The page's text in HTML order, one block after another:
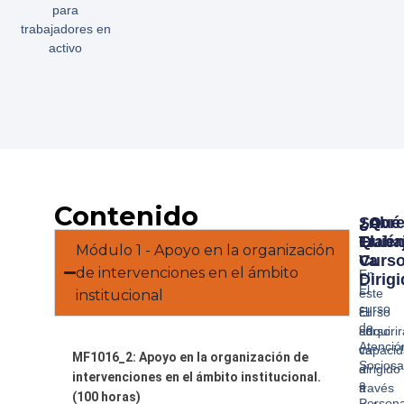
para
trabajadores en
activo
Contenido
Módulo 1 - Apoyo en la organización
de intervenciones en el ámbito
institucional
MF1016_2: Apoyo en la organización de
intervenciones en el ámbito institucional.
(100 horas)
Sobre
El
El
curso
de
a
¿Qué
En
este
curso
a
través
¿A
Quién
Va
El
curso
va
dirigido
a